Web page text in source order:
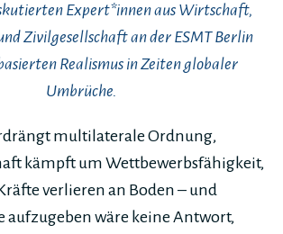
Expert*innen aus Wirtschaft,
Zivilgesellschaft an der ESMT Berlin
Realismus in Zeiten globaler
Umbrüche.
multilaterale Ordnung,
kämpft um Wettbewerbsfähigkeit,
verlieren an Boden – und
aufzugeben wäre keine Antwort,